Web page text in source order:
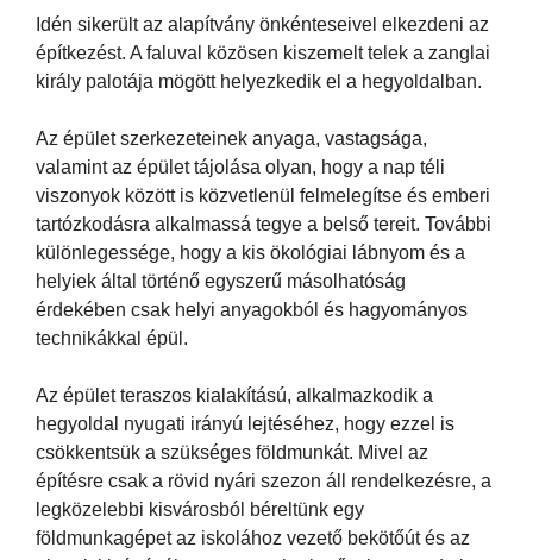
Idén sikerült az alapítvány önkénteseivel elkezdeni az
építkezést. A faluval közösen kiszemelt telek a zanglai
király palotája mögött helyezkedik el a hegyoldalban.
Az épület szerkezeteinek anyaga, vastagsága,
valamint az épület tájolása olyan, hogy a nap téli
viszonyok között is közvetlenül felmelegítse és emberi
tartózkodásra alkalmassá tegye a belső tereit. További
különlegessége, hogy a kis ökológiai lábnyom és a
helyiek által történő egyszerű másolhatóság
érdekében csak helyi anyagokból és hagyományos
technikákkal épül.
Az épület teraszos kialakítású, alkalmazkodik a
hegyoldal nyugati irányú lejtéséhez, hogy ezzel is
csökkentsük a szükséges földmunkát. Mivel az
építésre csak a rövid nyári szezon áll rendelkezésre, a
legközelebbi kisvárosból béreltünk egy
földmunkagépet az iskolához vezető bekötőút és az